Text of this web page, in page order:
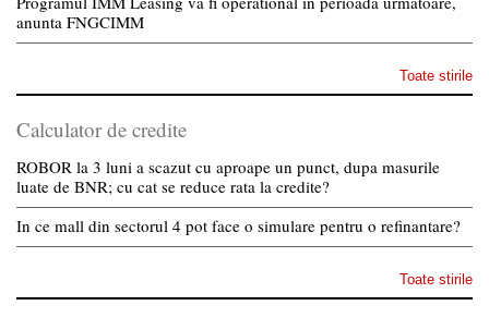
anunta FNGCIMM
Toate stirile
Calculator de credite
ROBOR la 3 luni a scazut cu aproape un punct, dupa masurile
luate de BNR; cu cat se reduce rata la credite?
In ce mall din sectorul 4 pot face o simulare pentru o refinantare?
Toate stirile